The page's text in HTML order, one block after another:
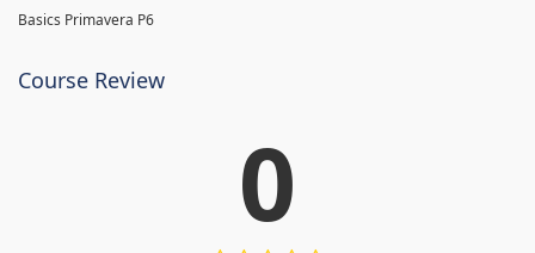
Basics Primavera P6
Course Review
0